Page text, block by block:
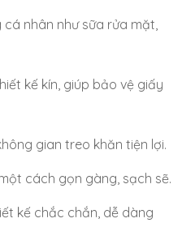
nhân như sữa rửa mặt,
kế kín, giúp bảo vệ giấy
gian treo khăn tiện lợi.
cách gọn gàng, sạch sẽ.
kế chắc chắn, dễ dàng